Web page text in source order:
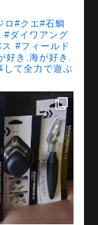
ロ#クエ#石鯛
#ダイワアング
#フィールド
好き.海が好き.
して全力で遊ぶ